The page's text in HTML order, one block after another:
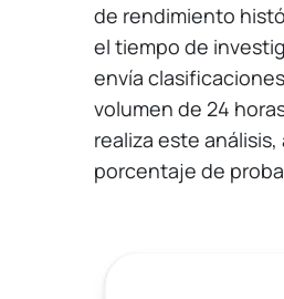
de rendimiento
el tiempo de
envía
volumen de 24
realiza este
porcentaje de